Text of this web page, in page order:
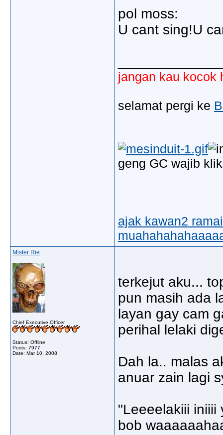
pol moss:
U cant sing!U
jangan kau kocok
selamat pergi ke
geng GC wajib
ajak kawan2
Mister Rie
Chief Executive Officer
Status: Offline
Posts: 7977
Date: Mar 10, 2008
terkejut aku...
pun masih ada
layan gay cam
perihal lelaki
Dah la.. malas
anuar zain lagi
"Leeeelakiii iniiii
bob